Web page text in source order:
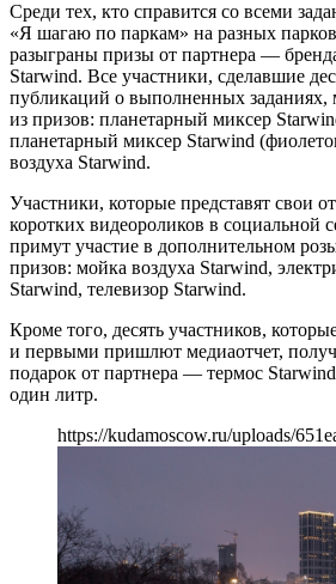
Среди тех, кто справится со всеми
«Я шагаю по паркам» на разных
разыграны призы от партнера —
Starwind. Все участники, сделавшие
публикаций о выполненных заданиях,
из призов: планетарный миксер
планетарный миксер Starwind
воздуха Starwind.
Участники, которые представят свои
коротких видеороликов в социальной
примут участие в дополнительном
призов: мойка воздуха Starwind,
Starwind, телевизор Starwind.
Кроме того, десять участников,
и первыми пришлют медиаотчет,
подарок от партнера — термос
один литр.
https://kudamoscow.ru/uploads/